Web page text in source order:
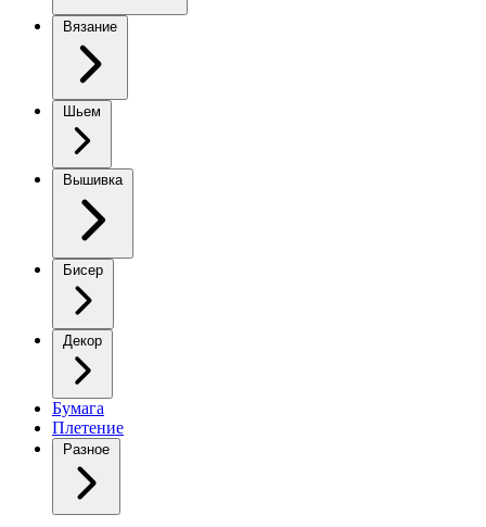
Вязание
Шьем
Вышивка
Бисер
Декор
Бумага
Плетение
Разное